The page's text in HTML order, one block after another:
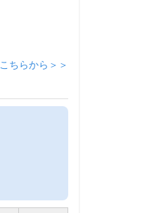
こちらから＞＞